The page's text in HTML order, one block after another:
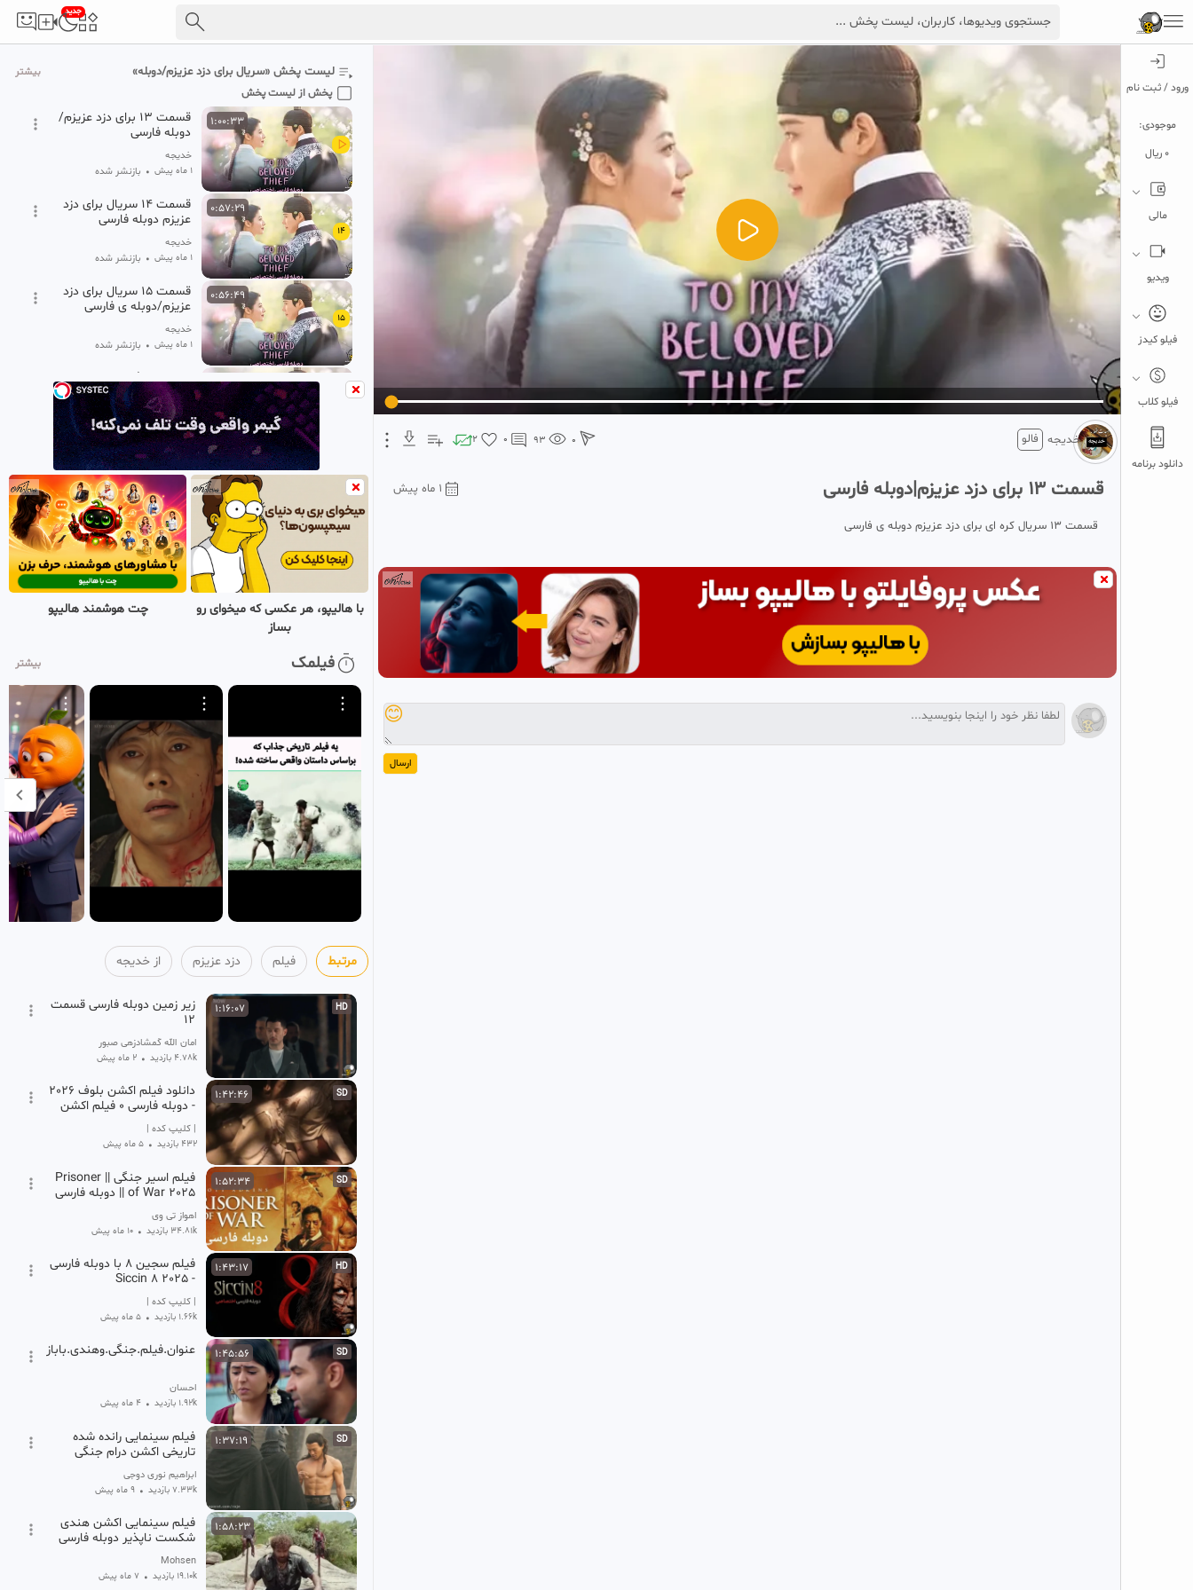
جدید
ورود / ثبت نام
موجودی:
0 ریال
مالی
ویدیو
فیلو کیدز
فیلو کلاب
دانلود برنامه
تبلیغ 1 از 2
خدیجه فالو 2 0 93 0
قسمت ۱۳ برای دزد عزیزم|دوبله فارسی 1 ماه پیش
قسمت ۱۳ سریال کره ای برای دزد عزیزم دوبله ی فارسی
😊
ارسال
لیست پخش «سریال برای دزد عزیزم/دوبله» بیشتر
پخش از لیست پخش
قسمت ۱۲ سریال برای دزد
عزیزم دوبله ی فارسی
خدیجه
1:00:33
قسمت ۱۳ برای دزد عزیزم/
دوبله فارسی
خدیجه
1 ماه پیش • بازنشر شده
14
0:57:29
قسمت ۱۴ سریال برای دزد
عزیزم دوبله فارسی
خدیجه
1 ماه پیش • بازنشر شده
15
0:56:49
قسمت ۱۵ سریال برای دزد
عزیزم/دوبله ی فارسی
خدیجه
1 ماه پیش • بازنشر شده
0:59:05
قسمت ۱۶(قسمت
آخر)سریال برای دزد عزیزم/
دوبله فارسی
خدیجه
1 ماه پیش • بازنشر شده
با هالیپو، هر عکسی که میخوای رو
بساز
چت هوشمند هالیپو
فیلمک بیشتر
مرتبط فیلم دزد عزیزم از خدیجه
HD
1:16:07
زیر زمین دوبله فارسی قسمت
12
امان الله گمشادزهی صبور
4.78k بازدید • 2 ماه پیش
SD
1:42:46
دانلود فیلم اکشن بلوف 2026
- دوبله فارسی 0 فیلم اکشن
جدید
| کلیپ کده |
432 بازدید • 5 ماه پیش
SD
1:52:34
فیلم اسیر جنگی || Prisoner
of War 2025 || دوبله فارسی
اهواز تی وی
34.81k بازدید • 10 ماه پیش
HD
1:43:17
فیلم سجین ۸ با دوبله فارسی
- Siccin 8 2025
| کلیپ کده |
1.66k بازدید • 5 ماه پیش
SD
1:45:56
احسان
1.92k بازدید • 4 ماه پیش
SD
1:37:19
فیلم سینمایی رانده شده
تاریخی اکشن درام جنگی
وپرهیجان
ابراهیم نوری دوجی
7.33k بازدید • 9 ماه پیش
1:58:23
فیلم سینمایی اکشن هندی
شکست ناپذیر دوبله فارسی
جدید
Mohsen
19.10k بازدید • 7 ماه پیش